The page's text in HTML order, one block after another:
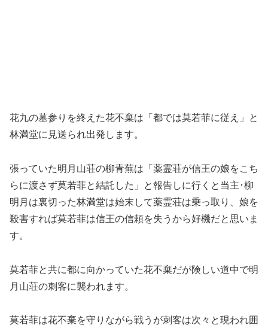
花九の墓参りを終えた花不棄は「都では莫若菲に従え」と
林満堂に見送られ出発します。
張っていた明月山荘の柳青蕪は「薬霊荘が信王の娘をこち
らに渡さず莫若菲と結託した」と報告しに行くと当主･柳
明月は裏切った林満堂は始末して薬霊荘は乗っ取り、娘を
殺害すれば莫若菲は信王の信頼を失うから好機だと思いま
す。
莫若菲と共に都に向かっていた花不棄だが険しい道中で明
月山荘の刺客に襲われます。
莫若菲は花不棄を守りながら戦うが刺客は次々と現われ囲